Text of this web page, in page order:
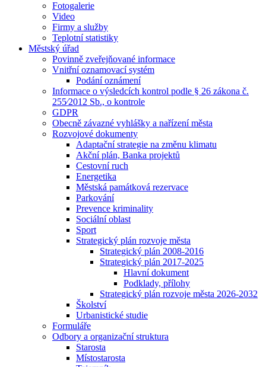
Fotogalerie
Video
Firmy a služby
Teplotní statistiky
Městský úřad
Povinně zveřejňované informace
Vnitřní oznamovací systém
Podání oznámení
Informace o výsledcích kontrol podle § 26 zákona č.
255⁄2012 Sb., o kontrole
GDPR
Obecně závazné vyhlášky a nařízení města
Rozvojové dokumenty
Adaptační strategie na změnu klimatu
Akční plán, Banka projektů
Cestovní ruch
Energetika
Městská památková rezervace
Parkování
Prevence kriminality
Sociální oblast
Sport
Strategický plán rozvoje města
Strategický plán 2008-2016
Strategický plán 2017-2025
Hlavní dokument
Podklady, přílohy
Strategický plán rozvoje města 2026-2032
Školství
Urbanistické studie
Formuláře
Odbory a organizační struktura
Starosta
Místostarosta